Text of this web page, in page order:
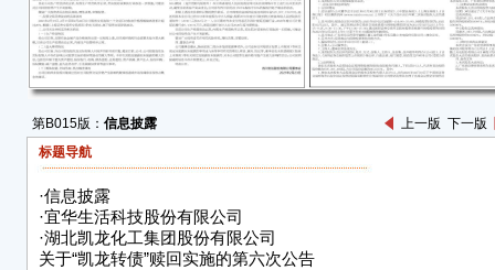
第B015版： 信息披露 上一版 下一版
标题导航
·信息披露
·宜华生活科技股份有限公司
·湖北凯龙化工集团股份有限公司
关于“凯龙转债”赎回实施的第六次公告